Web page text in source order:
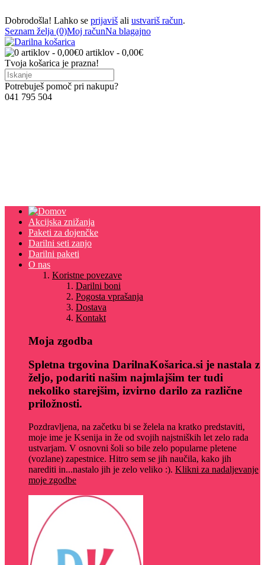
Dobrodošla! Lahko se prijaviš ali ustvariš račun.
Seznam želja (0)Moj računNa blagajno
0 artiklov - 0,00€
Tvoja košarica je prazna!
Potrebuješ pomoč pri nakupu?
041 795 504
Akcijska znižanja
Paketi za dojenčke
Darilni seti zanjo
Darilni paketi
O nas
Koristne povezave
Darilni boni
Pogosta vprašanja
Dostava
Kontakt
Moja zgodba
Spletna trgovina DarilnaKošarica.si je nastala z
željo, podariti našim najmlajšim ter tudi
nekoliko starejšim, izvirno darilo za različne
priložnosti.
Pozdravljena, na začetku bi se želela na kratko predstaviti,
moje ime je Ksenija in že od svojih najstniških let zelo rada
ustvarjam. V osnovni šoli so bile zelo popularne pletene
(vozlane) zapestnice. Hitro sem se jih naučila, kako jih
narediti in...nastalo jih je zelo veliko :). Klikni za nadaljevanje
moje zgodbe